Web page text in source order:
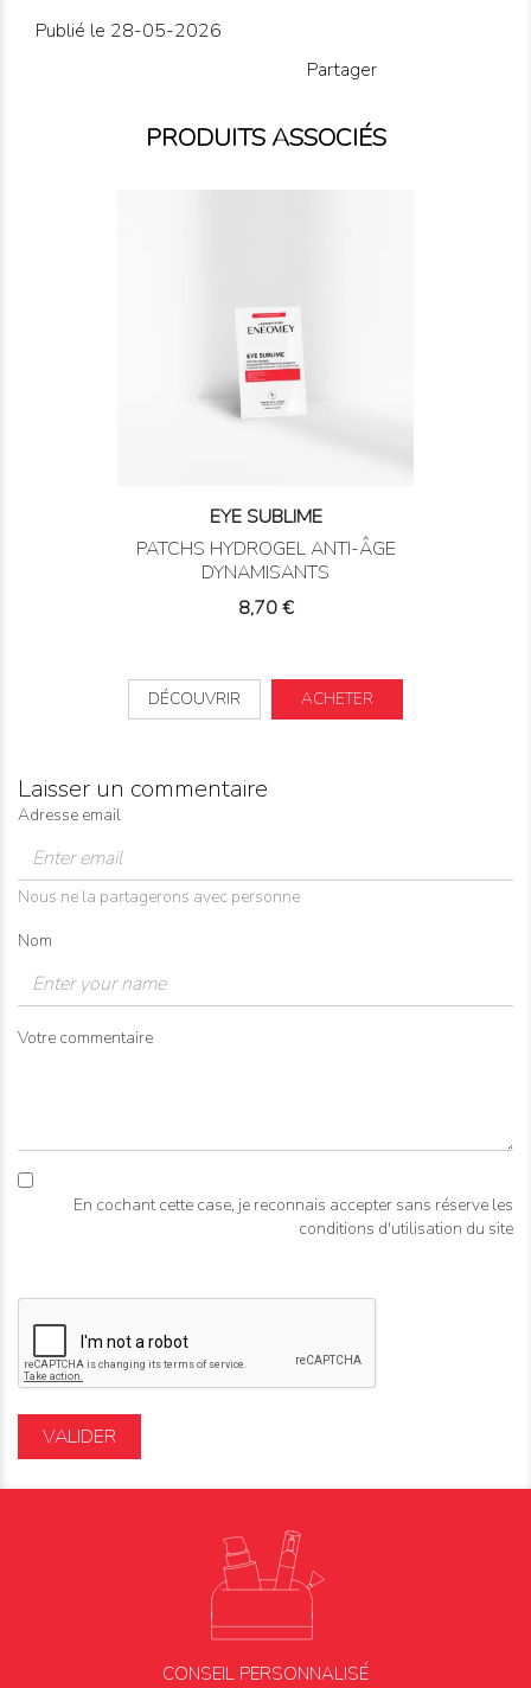
Publié le 28-05-2026
Partager
PRODUITS ASSOCIÉS
EYE SUBLIME
PATCHS HYDROGEL ANTI-ÂGE
DYNAMISANTS
Prix
8,70 €
DÉCOUVRIR ACHETER
Laisser un commentaire
Adresse email
Nous ne la partagerons avec personne
Nom
Votre commentaire
En cochant cette case, je reconnais accepter sans réserve les
conditions d'utilisation du site
VALIDER
CONSEIL PERSONNALISÉ